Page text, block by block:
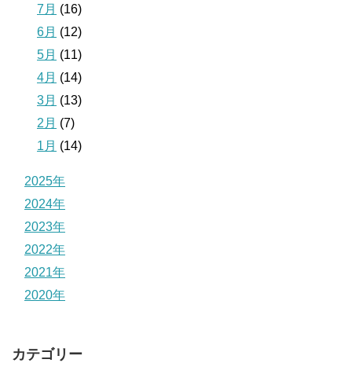
7月 (16)
6月 (12)
5月 (11)
4月 (14)
3月 (13)
2月 (7)
1月 (14)
2025年
2024年
2023年
2022年
2021年
2020年
カテゴリー